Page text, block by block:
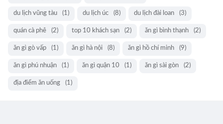
du lịch vũng tàu (1) du lịch úc (8) du lịch đài loan (3)
quán cà phê (2) top 10 khách sạn (2) ăn gì bình thạnh (2)
ăn gì gò vấp (1) ăn gì hà nội (8) ăn gì hồ chí minh (9)
ăn gì phú nhuận (1) ăn gì quận 10 (1) ăn gì sài gòn (2)
địa điểm ăn uống (1)